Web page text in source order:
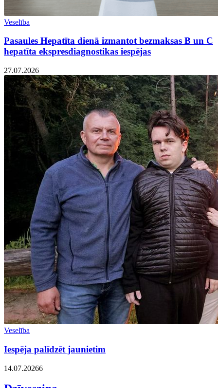
Veselība
Pasaules Hepatīta dienā izmantot bezmaksas B un C
hepatīta ekspresdiagnostikas iespējas
27.07.2026
Veselība
Iespēja palīdzēt jaunietim
14.07.20266